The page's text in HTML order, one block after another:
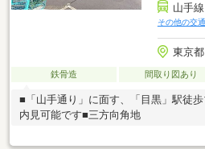
山手
その他の交通
東京
鉄骨造 間取り図あり
■「山手通り」に面す、「目黒」駅徒
内見可能です■三方向角地